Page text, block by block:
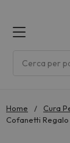
Home Cura
Cofanetti